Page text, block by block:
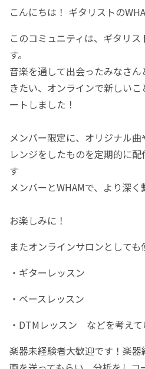
こんにちは！ ギタリストの
このコミュニティは、ギタリ
す。
音楽を通して出会ったみなさ
きたい、オンラインで新しい
ートしました！
メンバー限定に、オリジナル
レンジをしたものを定期的に
す
メンバーとWHAMで、より深く
お楽しみに！
またオンラインサロンとして
・ギターレッスン
・ベースレッスン
・DTMレッスン などを考えて
楽器未経験者大歓迎です！楽